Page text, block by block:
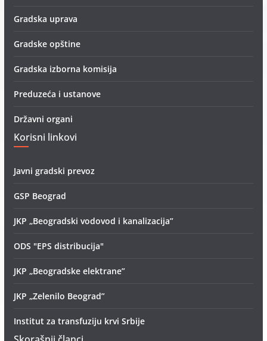
Gradska uprava
Gradske opštine
Gradska izborna komisija
Preduzeća i ustanove
Državni organi
Korisni linkovi
Javni gradski prevoz
GSP Beograd
JKP „Beogradski vodovod i kanalizacija”
ODS "EPS distribucija"
JKP „Beogradske elektrane”
JKP „Zelenilo Beograd”
Institut za transfuziju krvi Srbije